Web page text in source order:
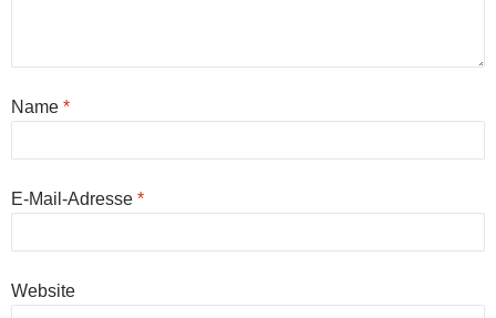
Name *
E-Mail-Adresse *
Website